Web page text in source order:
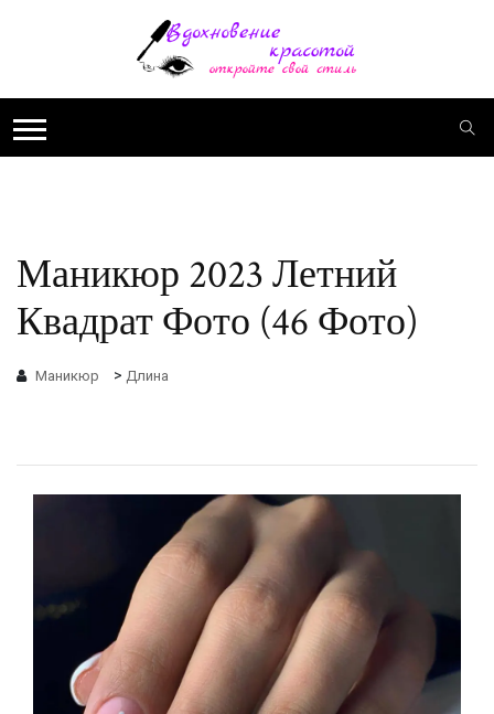
Маникюр 2023 Летний
Квадрат Фото (46 Фото)
Маникюр > Длина